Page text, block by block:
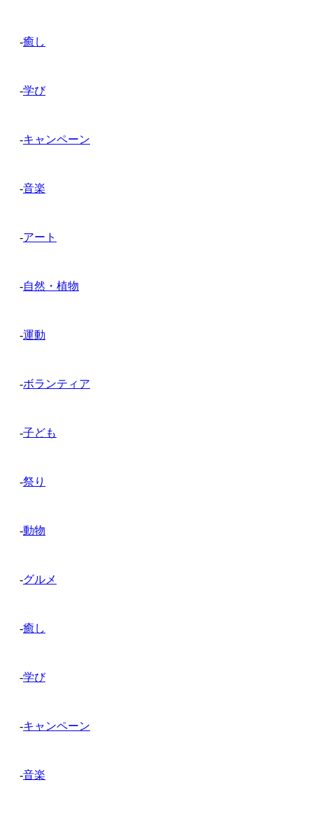
-癒し
-学び
-キャンペーン
-音楽
-アート
-自然・植物
-運動
-ボランティア
-子ども
-祭り
-動物
-グルメ
-癒し
-学び
-キャンペーン
-音楽